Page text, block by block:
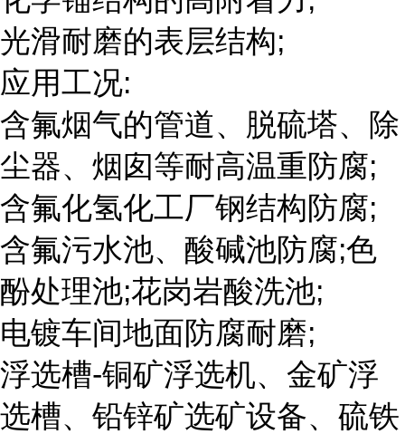
光滑耐磨的表层结构;
应用工况:
含氟烟气的管道、脱硫塔、除
尘器、烟囱等耐高温重防腐;
含氟化氢化工厂钢结构防腐;
含氟污水池、酸碱池防腐;色
酚处理池;花岗岩酸洗池;
电镀车间地面防腐耐磨;
浮选槽-铜矿浮选机、金矿浮
选槽、铅锌矿选矿设备、硫铁